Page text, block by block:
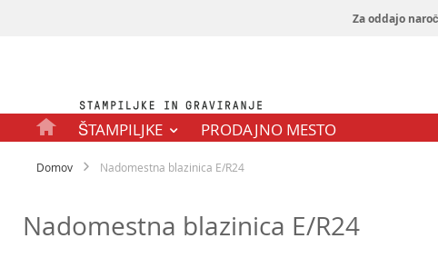
Za oddajo
ŠTAMPILJKE PRODAJNO MESTO
Domov Nadomestna blazinica E/R24
Nadomestna blazinica E/R24